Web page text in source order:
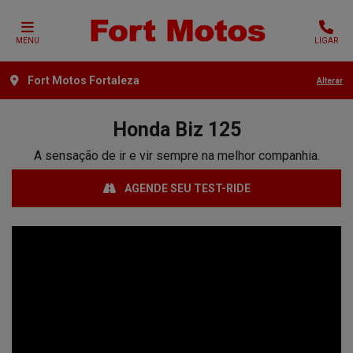
MENU LIGAR
Fort Motos Fortaleza Alterar
HondaBiz 125
A sensação de ir e vir sempre na melhor companhia.
AGENDE SEU TEST-RIDE